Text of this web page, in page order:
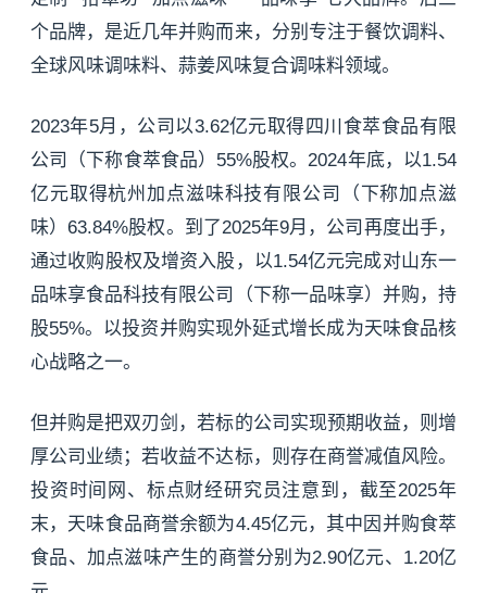
个品牌，是近几年并购而来，分别专注于餐饮调料、
全球风味调味料、蒜姜风味复合调味料领域。
2023年5月，公司以3.62亿元取得四川食萃食品有限
公司（下称食萃食品）55%股权。2024年底，以1.54
亿元取得杭州加点滋味科技有限公司（下称加点滋
味）63.84%股权。到了2025年9月，公司再度出手，
通过收购股权及增资入股，以1.54亿元完成对山东一
品味享食品科技有限公司（下称一品味享）并购，持
股55%。以投资并购实现外延式增长成为天味食品核
心战略之一。
但并购是把双刃剑，若标的公司实现预期收益，则增
厚公司业绩；若收益不达标，则存在商誉减值风险。
投资时间网、标点财经研究员注意到，截至2025年
末，天味食品商誉余额为4.45亿元，其中因并购食萃
食品、加点滋味产生的商誉分别为2.90亿元、1.20亿